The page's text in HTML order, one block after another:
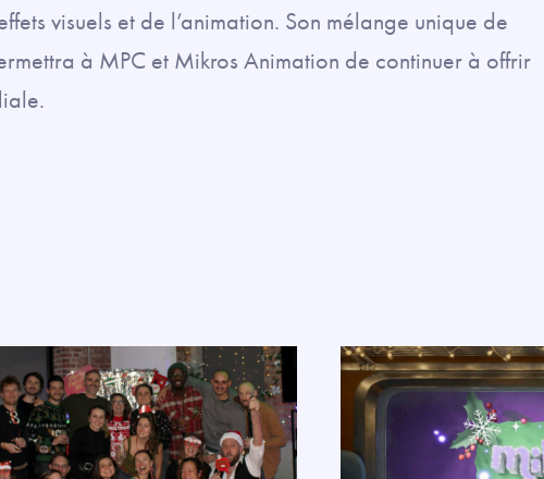
visuels et de l’animation. Son mélange unique de
à MPC et Mikros Animation de continuer à offrir